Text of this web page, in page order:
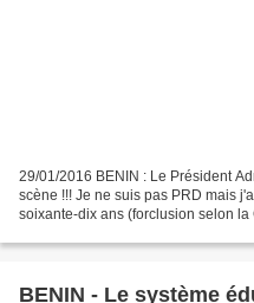
29/01/2016 BENIN : Le Président
scène !!! Je ne suis pas PRD mais
soixante-dix ans (forclusion selon
BENIN - Le système